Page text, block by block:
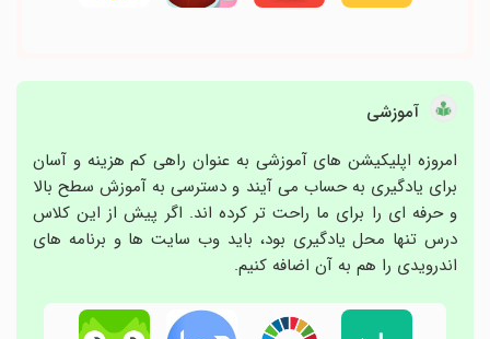
آموزشی
امروزه اپلیکیشن های آموزشی به عنوان راهی کم هزینه و آسان
برای یادگیری به حساب می آیند و دسترسی به آموزش سطح بالا
و حرفه ای را برای ما راحت تر کرده اند. اگر پیش از این کلاس
درس تنها محل یادگیری بود، باید وب سایت ها و برنامه های
اندرویدی را هم به آن اضافه کنیم.